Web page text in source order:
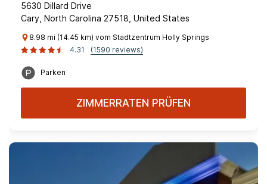
5630 Dillard Drive
Cary, North Carolina 27518, United States
8.98 mi (14.45 km) vom Stadtzentrum Holly Springs
4.31
(1590 reviews)
Parken
ZIMMERRATEN PRÜFEN